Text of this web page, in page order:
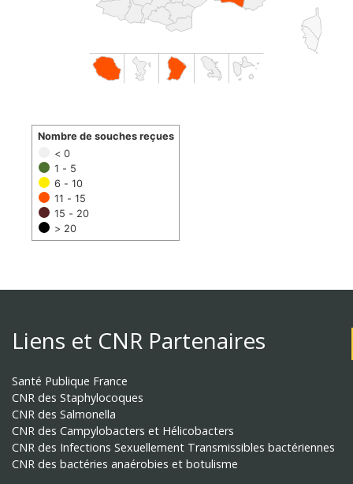
< 0
1 - 5
6 - 10
11 - 15
15 - 20
> 20
Nombre de souches reçues
Liens et CNR Partenaires
Santé Publique France
CNR des Staphylocoques
CNR des Salmonella
CNR des Campylobacters et Hélicobacters
CNR des Infections Sexuellement Transmissibles bactériennes
CNR des bactéries anaérobies et botulisme